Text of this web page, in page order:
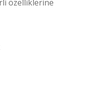
özelliklerine